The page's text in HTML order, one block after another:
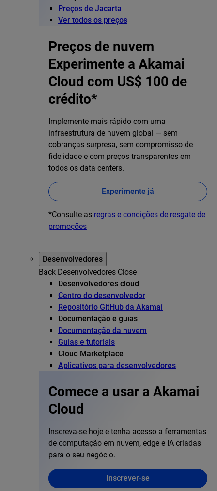
Preços de Jacarta
Ver todos os preços
Preços de nuvem
Experimente a Akamai
Cloud com US$ 100 de
crédito*
Implemente mais rápido com uma
infraestrutura de nuvem global — sem
cobranças surpresa, sem compromisso de
fidelidade e com preços transparentes em
todos os data centers.
Experimente já
*Consulte as regras e condições de resgate de
promoções
Desenvolvedores
Back Desenvolvedores Close
Desenvolvedores cloud
Centro do desenvolvedor
Repositório GitHub da Akamai
Documentação e guias
Documentação da nuvem
Guias e tutoriais
Cloud Marketplace
Aplicativos para desenvolvedores
Comece a usar a Akamai
Cloud
Inscreva-se hoje e tenha acesso a ferramentas
de computação em nuvem, edge e IA criadas
para o seu negócio.
Inscrever-se